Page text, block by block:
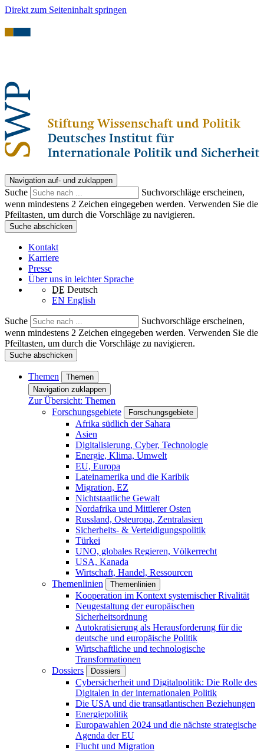
Direkt zum Seiteninhalt springen
Navigation auf- und zuklappen
Suche
Suchvorschläge erscheinen,
wenn mindestens 2 Zeichen eingegeben werden. Verwenden Sie die
Pfeiltasten, um durch die Vorschläge zu navigieren.
Suche abschicken
Kontakt
Karriere
Presse
Über uns in leichter Sprache
DE Deutsch
EN English
Suche
Suchvorschläge erscheinen,
wenn mindestens 2 Zeichen eingegeben werden. Verwenden Sie die
Pfeiltasten, um durch die Vorschläge zu navigieren.
Suche abschicken
Themen
Themen
Navigation zuklappen
Zur Übersicht: Themen
Forschungsgebiete
Forschungsgebiete
Afrika südlich der Sahara
Asien
Digitalisierung, Cyber, Technologie
Energie, Klima, Umwelt
EU, Europa
Lateinamerika und die Karibik
Migration, EZ
Nichtstaatliche Gewalt
Nordafrika und Mittlerer Osten
Russland, Osteuropa, Zentralasien
Sicherheits- & Verteidigungspolitik
Türkei
UNO, globales Regieren, Völkerrecht
USA, Kanada
Wirtschaft, Handel, Ressourcen
Themenlinien
Themenlinien
Kooperation im Kontext systemischer Rivalität
Neugestaltung der europäischen
Sicherheitsordnung
Autokratisierung als Herausforderung für die
deutsche und europäische Politik
Wirtschaftliche und technologische
Transformationen
Dossiers
Dossiers
Cybersicherheit und Digitalpolitik: Die Rolle des
Digitalen in der internationalen Politik
Die USA und die transatlantischen Beziehungen
Energiepolitik
Europawahlen 2024 und die nächste strategische
Agenda der EU
Flucht und Migration